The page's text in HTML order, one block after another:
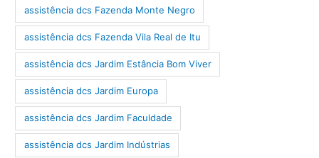
assistência dcs Fazenda Monte Negro
assistência dcs Fazenda Vila Real de Itu
assistência dcs Jardim Estância Bom Viver
assistência dcs Jardim Europa
assistência dcs Jardim Faculdade
assistência dcs Jardim Indústrias